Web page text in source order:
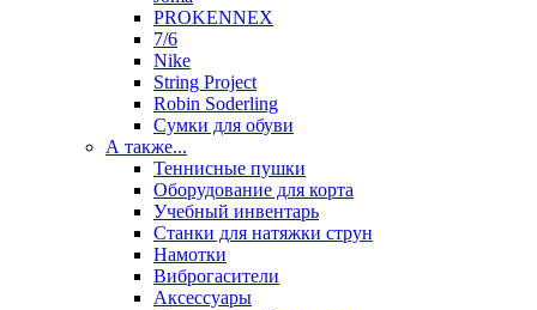
PROKENNEX
7/6
Nike
String Project
Robin Soderling
Сумки для обуви
А также...
Теннисные пушки
Оборудование для корта
Учебный инвентарь
Станки для натяжки струн
Намотки
Виброгасители
Аксессуары